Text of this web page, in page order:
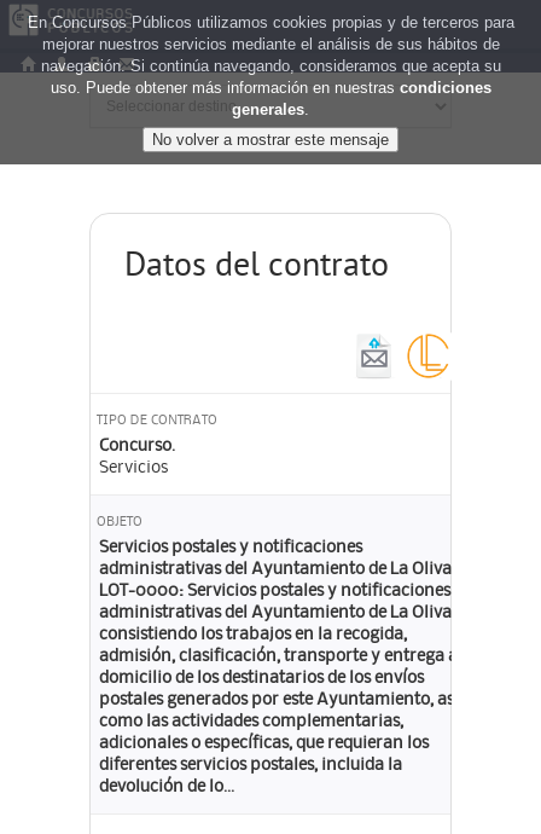
Datos del contrato
TIPO DE CONTRATO
Concurso.
Servicios
OBJETO
Servicios postales y notificaciones
administrativas del Ayuntamiento de La Oliva
LOT-0000: Servicios postales y notificaciones
administrativas del Ayuntamiento de La Oliva,
consistiendo los trabajos en la recogida,
admisión, clasificación, transporte y entrega a
domicilio de los destinatarios de los envíos
postales generados por este Ayuntamiento, así
como las actividades complementarias,
adicionales o específicas, que requieran los
diferentes servicios postales, incluida la
devolución de lo...
En Concursos Públicos utilizamos cookies propias y de terceros para
mejorar nuestros servicios mediante el análisis de sus hábitos de
navegación. Si continúa navegando, consideramos que acepta su
uso. Puede obtener más información en nuestras condiciones
generales.